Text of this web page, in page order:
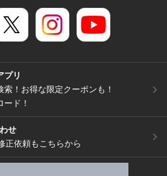
プリ
索！お得な限定クーポンも！
ド！
せ
正依頼もこちらから